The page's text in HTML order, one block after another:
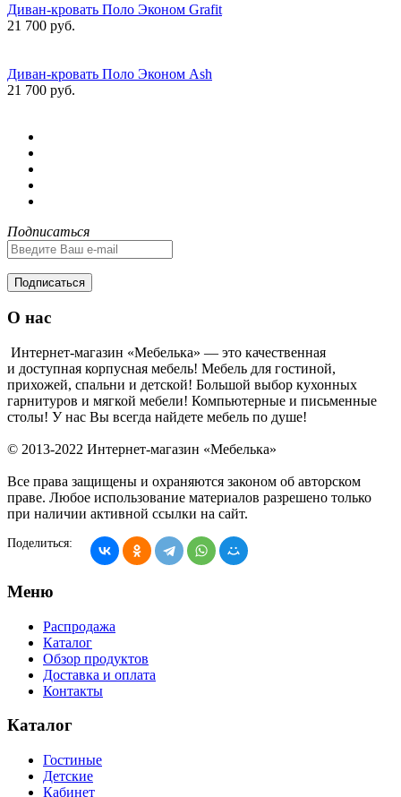
Диван-кровать Поло Эконом Grafit
21 700 руб.
Диван-кровать Поло Эконом Ash
21 700 руб.
Подписаться
Подписаться
О нас
Интернет-магазин «Мебелька» — это качественная
и доступная корпусная мебель! Мебель для гостиной,
прихожей, спальни и детской! Большой выбор кухонных
гарнитуров и мягкой мебели! Компьютерные и письменные
столы! У нас Вы всегда найдете мебель по душе!
© 2013-2022 Интернет-магазин «Мебелька»
Все права защищены и охраняются законом об авторском
праве. Любое использование материалов разрешено только
при наличии активной ссылки на сайт.
Поделиться:
Меню
Распродажа
Каталог
Обзор продуктов
Доставка и оплата
Контакты
Каталог
Гостиные
Детские
Кабинет